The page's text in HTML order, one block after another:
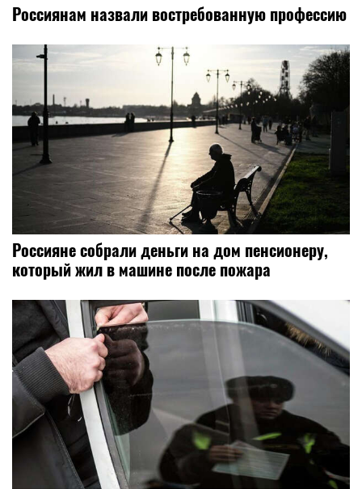
Россиянам назвали востребованную профессию
Россияне собрали деньги на дом пенсионеру,
который жил в машине после пожара